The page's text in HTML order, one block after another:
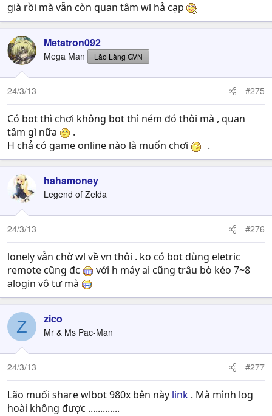
già rồi mà vẫn còn quan tâm wl hả cạp
Metatron092
Mega Man Lão Làng GVN
24/3/13 #275
Có bot thì chơi không bot thì ném đó thôi mà , quan
tâm gì nữa
.
H chả có game online nào là muốn chơi
.
hahamoney
Legend of Zelda
24/3/13 #276
lonely vẫn chờ wl về vn thôi . ko có bot dùng eletric
remote cũng đc
với h máy ai cũng trâu bò kéo 7~8
alogin vô tư mà
Z zico
Mr & Ms Pac-Man
24/3/13 #277
Lão muối share wlbot 980x bên này link . Mà mình log
hoài không được .............